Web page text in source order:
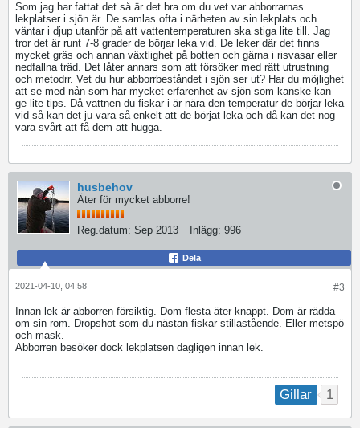
​​​​​​Som jag har fattat det så är det bra om du vet var abborrarnas
lekplatser i sjön är. De samlas ofta i närheten av sin lekplats och
väntar i djup utanför på att vattentemperaturen ska stiga lite till. Jag
tror det är runt 7-8 grader de börjar leka vid. De leker där det finns
mycket gräs och annan växtlighet på botten och gärna i risvasar eller
nedfallna träd. Det låter annars som att försöker med rätt utrustning
och metodrr. Vet du hur abborrbeståndet i sjön ser ut? Har du möjlighet
att se med nån som har mycket erfarenhet av sjön som kanske kan
ge lite tips. Då vattnen du fiskar i är nära den temperatur de börjar leka
vid så kan det ju vara så enkelt att de börjat leka och då kan det nog
vara svårt att få dem att hugga.
husbehov
Äter för mycket abborre!
Reg.datum: Sep 2013 Inlägg: 996
Dela
#3
2021-04-10, 04:58
Innan lek är abborren försiktig. Dom flesta äter knappt. Dom är rädda
om sin rom. Dropshot som du nästan fiskar stillastående. Eller metspö
och mask.
Abborren besöker dock lekplatsen dagligen innan lek.
Gillar 1